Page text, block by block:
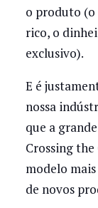
o produto (o
rico, o
exclusivo).
E é
nossa
que a
Crossing
modelo
de novos